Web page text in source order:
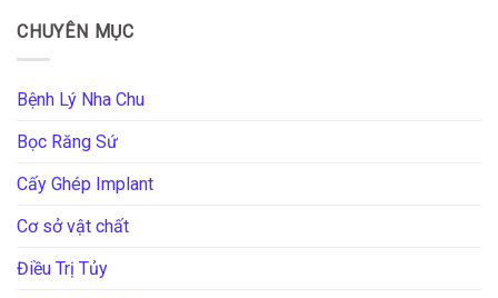
CHUYÊN MỤC
Bệnh Lý Nha Chu
Bọc Răng Sứ
Cấy Ghép Implant
Cơ sở vật chất
Điều Trị Tủy